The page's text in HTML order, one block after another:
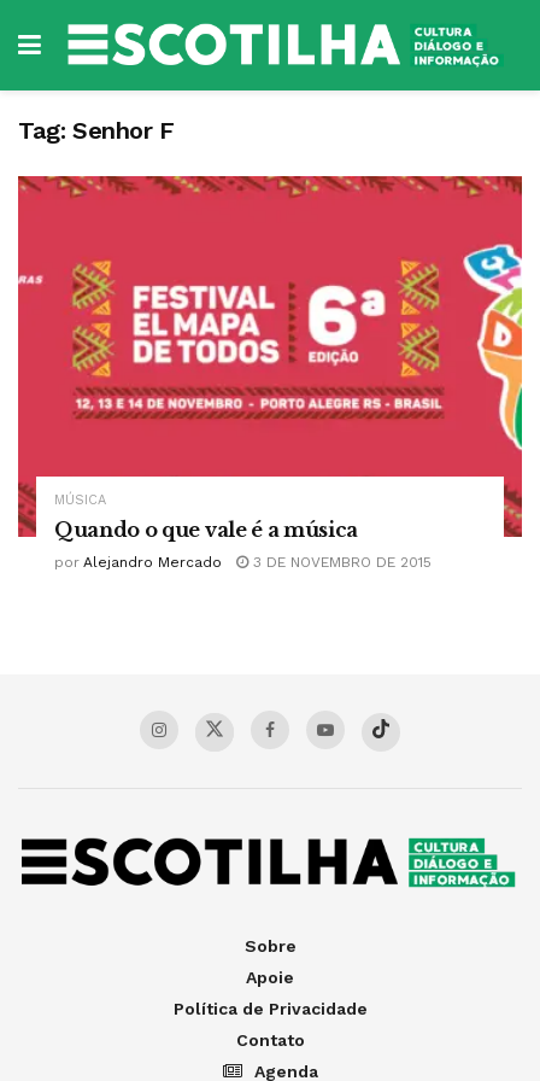
Tag: Senhor F
MÚSICA
Quando o que vale é a música
por Alejandro Mercado 3 DE NOVEMBRO DE 2015
Sobre
Apoie
Política de Privacidade
Contato
Agenda